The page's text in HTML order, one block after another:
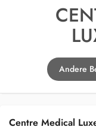
Andere
Centre Medical